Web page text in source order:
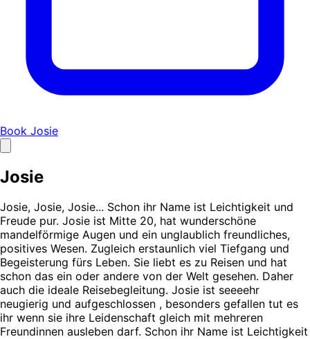
Book Josie
Josie
Josie, Josie, Josie... Schon ihr Name ist Leichtigkeit und
Freude pur. Josie ist Mitte 20, hat wunderschöne
mandelförmige Augen und ein unglaublich freundliches,
positives Wesen. Zugleich erstaunlich viel Tiefgang und
Begeisterung fürs Leben. Sie liebt es zu Reisen und hat
schon das ein oder andere von der Welt gesehen. Daher
auch die ideale Reisebegleitung. Josie ist seeeehr
neugierig und aufgeschlossen , besonders gefallen tut es
ihr wenn sie ihre Leidenschaft gleich mit mehreren
Freundinnen ausleben darf. Schon ihr Name ist Leichtigkeit